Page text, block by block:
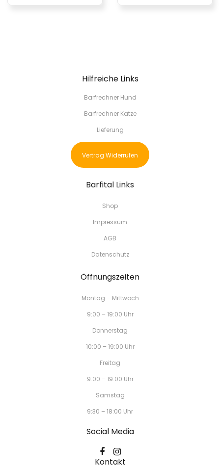
Hilfreiche Links
Barfrechner Hund
Barfrechner Katze
Lieferung
Vertrag Widerrufen
Barfital Links
Shop
Impressum
AGB
Datenschutz
Öffnungszeiten
Montag – Mittwoch
9:00 – 19:00 Uhr
Donnerstag
10:00 – 19:00 Uhr
Freitag
9:00 – 19:00 Uhr
Samstag
9:30 – 18:00 Uhr
Social Media
Kontakt